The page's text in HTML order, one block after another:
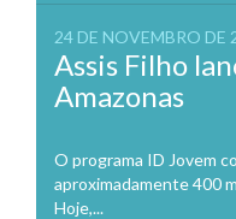
24 DE NOVEMBRO DE
Assis Filho
Amazonas
O programa ID Jovem
aproximadamente 400
Hoje,...